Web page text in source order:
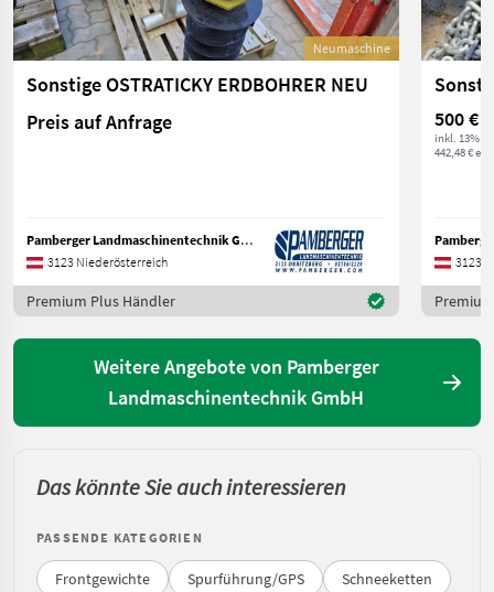
Neumaschine
Sonstige OSTRATICKY ERDBOHRER NEU
Preis auf Anfrage
Pamberger Landmaschinentechnik GmbH
3123 Niederösterreich
Premium Plus Händler
500 €
inkl. 13%
442,48 €
3123
Weitere Angebote von Pamberger
Landmaschinentechnik GmbH
Das könnte Sie auch interessieren
PASSENDE KATEGORIEN
Frontgewichte Spurführung/GPS
Schneeketten